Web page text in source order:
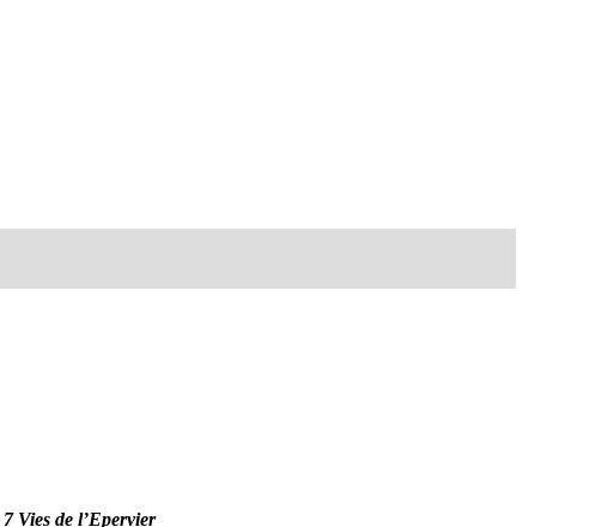
7 Vies de l’Epervier